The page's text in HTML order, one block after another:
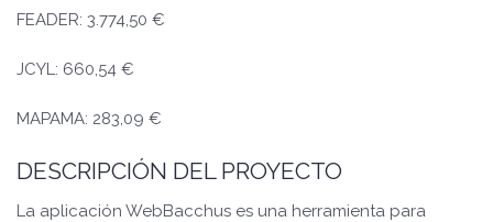
FEADER: 3.774,50 €
JCYL: 660,54 €
MAPAMA: 283,09 €
DESCRIPCIÓN DEL PROYECTO
La aplicación WebBacchus es una herramienta para